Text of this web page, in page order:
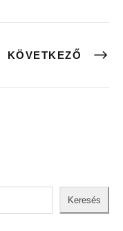
KÖVETKEZŐ
Keresés